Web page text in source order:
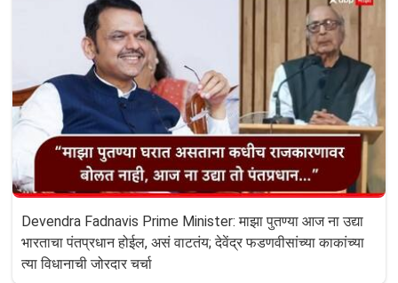
Devendra Fadnavis Prime Minister: माझा पुतण्या आज ना उद्या
भारताचा पंतप्रधान होईल, असं वाटतंय; देवेंद्र फडणवीसांच्या काकांच्या
त्या विधानाची जोरदार चर्चा